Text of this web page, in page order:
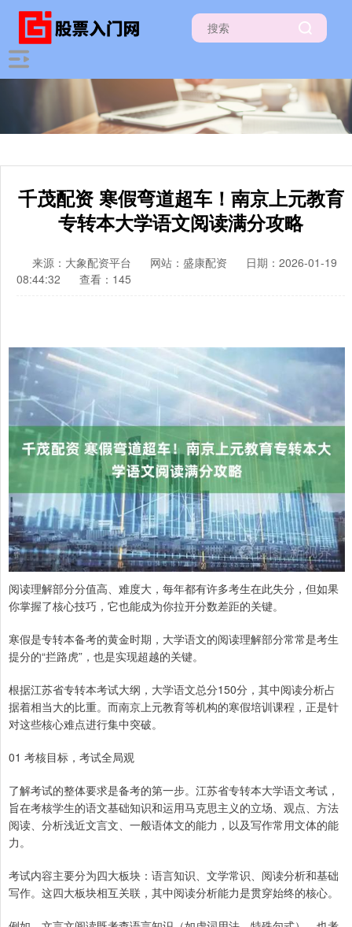
千茂配资 寒假弯道超车！南京上元教育
专转本大学语文阅读满分攻略
来源：大象配资平台 网站：盛康配资
日期：2026-01-19
08:44:32
查看：145
阅读理解部分分值高、难度大，每年都有许多考生在此失分，但如果
你掌握了核心技巧，它也能成为你拉开分数差距的关键。
寒假是专转本备考的黄金时期，大学语文的阅读理解部分常常是考生
提分的“拦路虎”，也是实现超越的关键。
根据江苏省专转本考试大纲，大学语文总分150分，其中阅读分析占
据着相当大的比重。而南京上元教育等机构的寒假培训课程，正是针
对这些核心难点进行集中突破。
01 考核目标，考试全局观
了解考试的整体要求是备考的第一步。江苏省专转本大学语文考试，
旨在考核学生的语文基础知识和运用马克思主义的立场、观点、方法
阅读、分析浅近文言文、一般语体文的能力，以及写作常用文体的能
力。
考试内容主要分为四大板块：语言知识、文学常识、阅读分析和基础
写作。这四大板块相互关联，其中阅读分析能力是贯穿始终的核心。